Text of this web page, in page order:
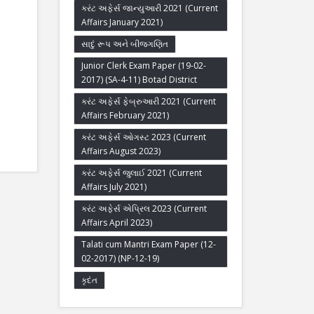
કરંટ અફેર્સ જાન્યુઆરી 2021 (Current
Affairs January 2021)
સાદું રૂપ અને બીજગણિત
Junior Clerk Exam Paper (19-02-
2017) (SA-4-11) Botad District
કરંટ અફેર્સ ફેબ્રુઆરી 2021 (Current
Affairs February 2021)
કરંટ અફેર્સ ઓગસ્ટ 2023 (Current
Affairs August 2023)
કરંટ અફેર્સ જુલાઈ 2021 (Current
Affairs July 2021)
કરંટ અફેર્સ એપ્રિલ 2023 (Current
Affairs April 2023)
Talati cum Mantri Exam Paper (12-
02-2017) (NP-12-19)
કૃદંત